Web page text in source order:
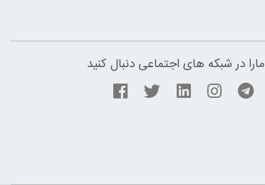
مارا در شبکه های اجتماعی دنبال کنید